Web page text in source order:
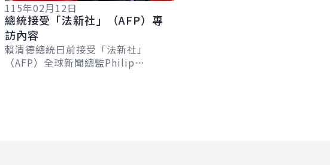
115年02月12日
總統接受「法新社」（AFP）專
訪內容
賴清德總統日前接受「法新社」
（AFP）全球新聞總監Philip